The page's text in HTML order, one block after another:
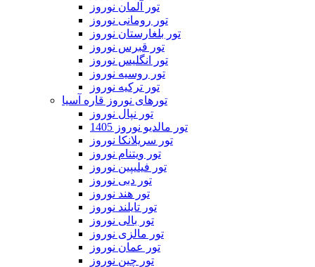
تور آلمان نوروز
تور رومانی نوروز
تور بلغارستان نوروز
تور قبرس نوروز
تور انگلیس نوروز
تور روسیه نوروز
تور ترکیه نوروز
تورهای نوروز قاره آسیا
تور نپال نوروز
تور مالدیو نوروز 1405
تور سریلانکا نوروز
تور ویتنام نوروز
تور فیلیپین نوروز
تور دبی نوروز
تور هند نوروز
تور تایلند نوروز
تور بالی نوروز
تور مالزی نوروز
تور عمان نوروز
تور چین نوروز